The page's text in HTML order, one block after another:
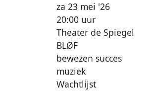
za 23 mei '26
20:00 uur
Theater de Spiegel
BLØF
bewezen succes
muziek
Wachtlijst